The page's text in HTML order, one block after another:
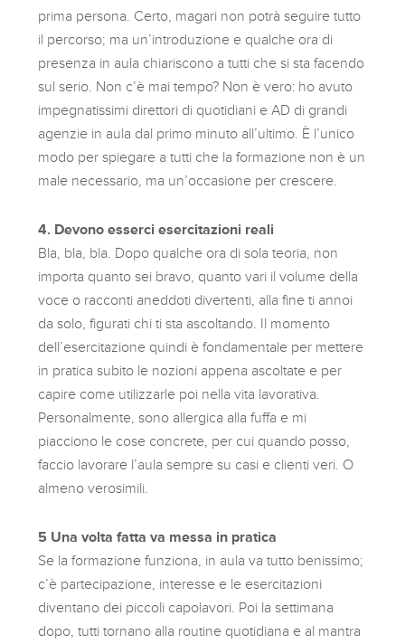
prima persona. Certo, magari non potrà seguire tutto
il percorso; ma un’introduzione e qualche ora di
presenza in aula chiariscono a tutti che si sta facendo
sul serio. Non c’è mai tempo? Non è vero: ho avuto
impegnatissimi direttori di quotidiani e AD di grandi
agenzie in aula dal primo minuto all’ultimo. È l’unico
modo per spiegare a tutti che la formazione non è un
male necessario, ma un’occasione per crescere.
4. Devono esserci esercitazioni reali
Bla, bla, bla. Dopo qualche ora di sola teoria, non
importa quanto sei bravo, quanto vari il volume della
voce o racconti aneddoti divertenti, alla fine ti annoi
da solo, figurati chi ti sta ascoltando. Il momento
dell’esercitazione quindi è fondamentale per mettere
in pratica subito le nozioni appena ascoltate e per
capire come utilizzarle poi nella vita lavorativa.
Personalmente, sono allergica alla fuffa e mi
piacciono le cose concrete, per cui quando posso,
faccio lavorare l’aula sempre su casi e clienti veri. O
almeno verosimili.
5 Una volta fatta va messa in pratica
Se la formazione funziona, in aula va tutto benissimo;
c’è partecipazione, interesse e le esercitazioni
diventano dei piccoli capolavori. Poi la settimana
dopo, tutti tornano alla routine quotidiana e al mantra